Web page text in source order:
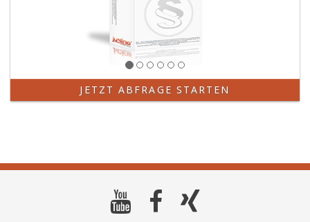
JETZT ABFRAGE STARTEN